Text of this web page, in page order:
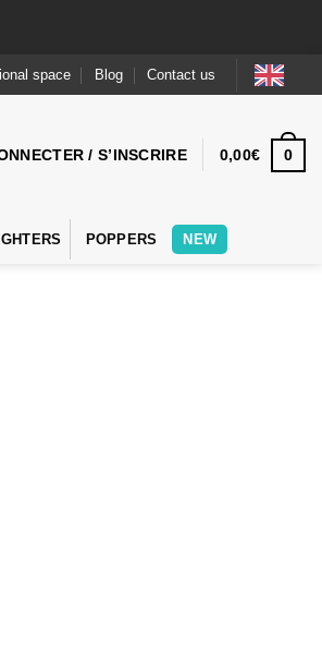
space Blog Contact us
/ S’INSCRIRE 0,00€ 0
POPPERS NEW